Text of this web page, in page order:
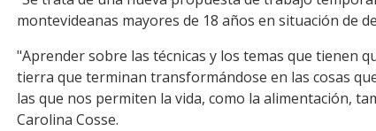
Email
Copy
Link
montevideanas mayores de 18 años en situación de
"Aprender sobre las técnicas y los temas que tienen
tierra que terminan transformándose en las cosas
las que nos permiten la vida, como la alimentación,
Carolina Cosse.